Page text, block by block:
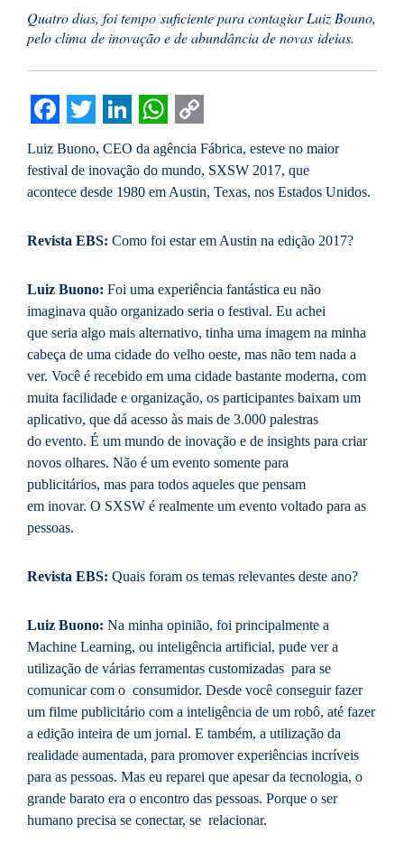
Quatro dias, foi tempo suficiente para contagiar Luiz Bouno,
pelo clima de inovação e de abundância de novas ideias.
Facebook
Twitter
LinkedIn
WhatsApp
Copy
Link
Luiz Buono, CEO da agência Fábrica, esteve no maior
festival de inovação do mundo, SXSW 2017, que
acontece desde 1980 em Austin, Texas, nos Estados Unidos.
Revista EBS: Como foi estar em Austin na edição 2017?
Luiz Buono: Foi uma experiência fantástica eu não
imaginava quão organizado seria o festival. Eu achei
que seria algo mais alternativo, tinha uma imagem na minha
cabeça de uma cidade do velho oeste, mas não tem nada a
ver. Você é recebido em uma cidade bastante moderna, com
muita facilidade e organização, os participantes baixam um
aplicativo, que dá acesso às mais de 3.000 palestras
do evento. É um mundo de inovação e de insights para criar
novos olhares. Não é um evento somente para
publicitários, mas para todos aqueles que pensam
em inovar. O SXSW é realmente um evento voltado para as
pessoas.
Revista EBS: Quais foram os temas relevantes deste ano?
Luiz Buono: Na minha opinião, foi principalmente a
Machine Learning, ou inteligência artificial, pude ver a
utilização de várias ferramentas customizadas para se
comunicar com o consumidor. Desde você conseguir fazer
um filme publicitário com a inteligência de um robô, até fazer
a edição inteira de um jornal. E também, a utilização da
realidade aumentada, para promover experiências incríveis
para as pessoas. Mas eu reparei que apesar da tecnologia, o
grande barato era o encontro das pessoas. Porque o ser
humano precisa se conectar, se relacionar.